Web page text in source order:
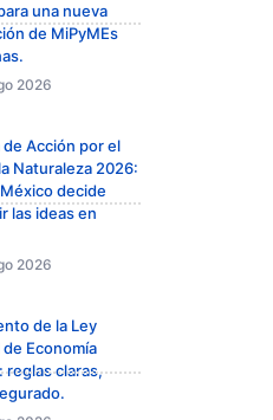
una nueva
de MiPyMEs
2026
de Acción por el
Naturaleza 2026:
decide
las ideas en
2026
de la Ley
Economía
reglas claras,